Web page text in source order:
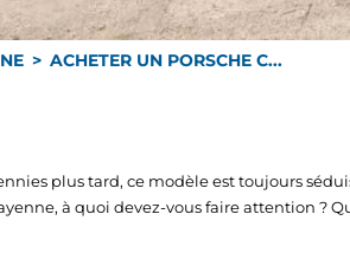
ACHETER UN PORSCHE C...
plus tard, ce modèle est toujours
à quoi devez-vous faire attention ?